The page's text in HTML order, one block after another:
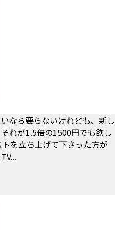
なら要らないけれども、新し
れが1.5倍の1500円でも欲し
を立ち上げて下さった方が